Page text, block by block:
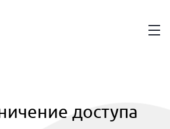
доступа